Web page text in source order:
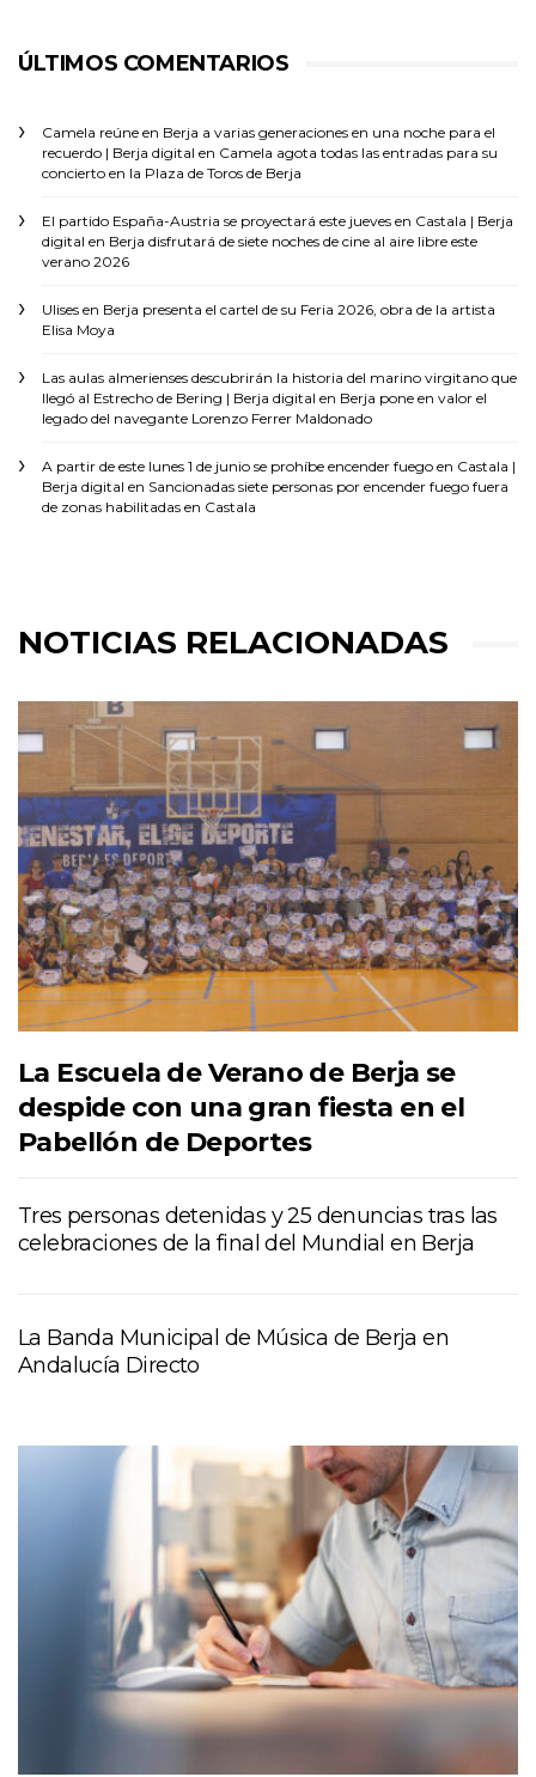
ÚLTIMOS COMENTARIOS
Camela reúne en Berja a varias generaciones en una noche para el
recuerdo | Berja digital en Camela agota todas las entradas para su
concierto en la Plaza de Toros de Berja
El partido España-Austria se proyectará este jueves en Castala | Berja
digital en Berja disfrutará de siete noches de cine al aire libre este
verano 2026
Ulises en Berja presenta el cartel de su Feria 2026, obra de la artista
Elisa Moya
Las aulas almerienses descubrirán la historia del marino virgitano que
llegó al Estrecho de Bering | Berja digital en Berja pone en valor el
legado del navegante Lorenzo Ferrer Maldonado
A partir de este lunes 1 de junio se prohíbe encender fuego en Castala |
Berja digital en Sancionadas siete personas por encender fuego fuera
de zonas habilitadas en Castala
NOTICIAS RELACIONADAS
La Escuela de Verano de Berja se
despide con una gran fiesta en el
Pabellón de Deportes
Tres personas detenidas y 25 denuncias tras las
celebraciones de la final del Mundial en Berja
La Banda Municipal de Música de Berja en
Andalucía Directo